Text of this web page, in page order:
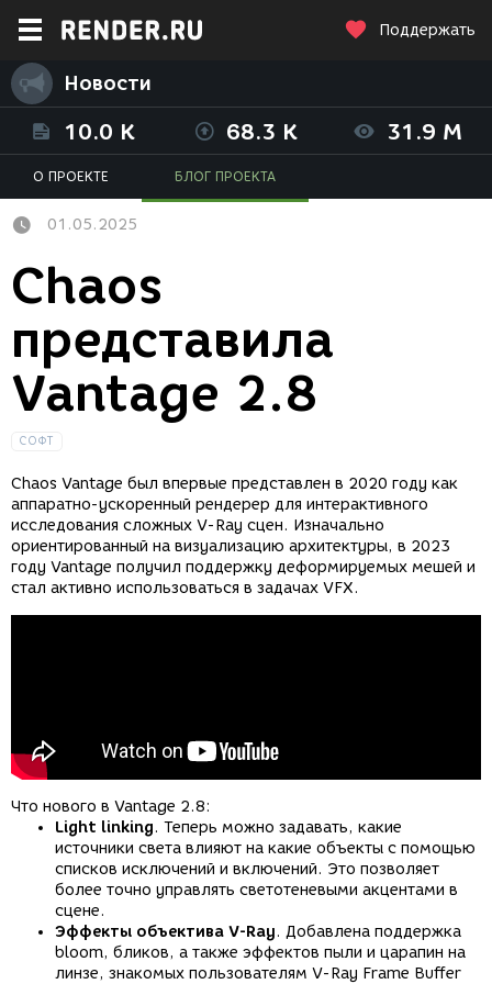
Поддержать
Новости
10.0 K 68.3 K 31.9 M
О ПРОЕКТЕ БЛОГ ПРОЕКТА
01.05.2025
Chaos
представила
Vantage 2.8
СОФТ
Chaos Vantage был впервые представлен в 2020 году как
аппаратно-ускоренный рендерер для интерактивного
исследования сложных V-Ray сцен. Изначально
ориентированный на визуализацию архитектуры, в 2023
году Vantage получил поддержку деформируемых мешей и
стал активно использоваться в задачах VFX.
Что нового в Vantage 2.8:
Light linking. Теперь можно задавать, какие
источники света влияют на какие объекты с помощью
списков исключений и включений. Это позволяет
более точно управлять светотеневыми акцентами в
сцене.
Эффекты объектива V-Ray. Добавлена поддержка
bloom, бликов, а также эффектов пыли и царапин на
линзе, знакомых пользователям V-Ray Frame Buffer